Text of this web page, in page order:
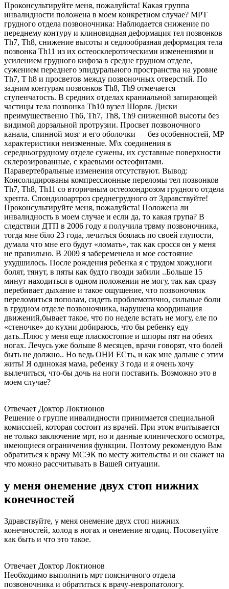
Проконсультируйте меня, пожалуйста! Какая группа
инвалидности положена в моем конкретном случае? МРТ
грудного отдела позвоночника: Наблюдается снижение по
переднему контуру и клиновидная деформация тел позвонков
Тh7, Тh8, снижение высоты и седлообразная деформация тела
позвонка Тh11 из их остеосклеротическими изменениями и
усилением грудного кифоза в средне грудном отделе,
сужением переднего эпидурального пространства на уровне
Тh7, Т h8 и просветов между позвоночных отверстий. По
задним контурам позвонков Тh8, Тh9 отмечается
ступенчатость. В средних отделах краниальной запирающей
частицы тела позвонка Тh10 вузел Шорля. Диски
преимущественно Тh6, Тh7, Тh8, Тh9 сниженной высоты без
видимой дорзальной протрузии. Просвет позвоночного
канала, спинной мозг и его оболочки — без особенностей, МР
характеристики неизменные. М\х соединения в
середньогрудному отделе сужены, их суставные поверхности
склерозированные, с краевыми остеофитами.
Паравертебральные изменения отсутствуют. Вывод:
Консолидированы компрессионные переломы тел позвонков
Тh7, Тh8, Тh11 со вторичным остеохондрозом грудного отдела
хрепта. Спондилоартроз среднегрудного от Здравствуйте!
Проконсультируйте меня, пожалуйста! Положена ли
инвалидность в моем случае и если да, то какая група? В
следствии ДТП в 2006 году я получила трвму позвоночника,
тогда мне біло 23 года, лечиться боялась по своей глупости,
думала что мне его будут «ломать», так как сросся он у меня
не правильно. В 2009 я забеременела и мое состояние
ухудшилось. После рождения ребенка я с трудом хожу,ноги
болят, тянут, в пяты как будто гвозди забили ..Больше 15
минут находиться в одном положении не могу, так как сразу
перебивает дыхание и такое ощущение, что позвоночник
переломиться пополам, сидеть проблемотично, сильные боли
в грудном отделе позвоночника, нарушена координация
движений,бывает такое, что по неделе встать не могу, еле по
«стеночке» до кухни добираюсь, что бы ребенку еду
дать..Плюс у меня еще пласкостопие и шпоры пят на обеих
ногах. Лечусь уже больше 8 месяцев, врачи говорят, что болей
быть не должно.. Но ведь ОНИ ЕСть, и как мне дальше с этим
жить! Я одинокая мама, ребенку 3 года и я очень хочу
вылечиться, что-бы дочь на ноги поставить. Возможно это в
моем случае?
Отвечает Доктор Локтионов
Решение о группе инвалидности принимается специальной
комиссией, которая состоит из врачей. При этом вчитывается
не только заключение мрт, но и данные клинического осмотра,
имеющиеся ограничения функции. Поэтому рекомендую Вам
обратиться к врачу МСЭК по месту жительства и он скажет на
что можно рассчитывать в Вашей ситуации.
у меня онемение двух стоп нижних
конечностей
Здравствуйте, у меня онемение двух стоп нижних
конечностей, холод в ногах и онемение ягодиц. Посоветуйте
как быть и что это такое.
Отвечает Доктор Локтионов
Необходимо выполнить мрт поясничного отдела
позвоночника и обратиться к врачу-невропатологу.